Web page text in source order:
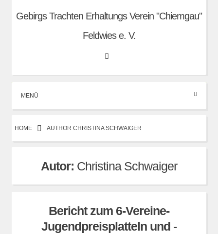
Gebirgs Trachten Erhaltungs Verein "Chiemgau"
Feldwies e. V.
Search
MENÜ
HOME AUTHOR CHRISTINA SCHWAIGER
Autor: Christina Schwaiger
Bericht zum 6-Vereine-
Jugendpreisplatteln und -